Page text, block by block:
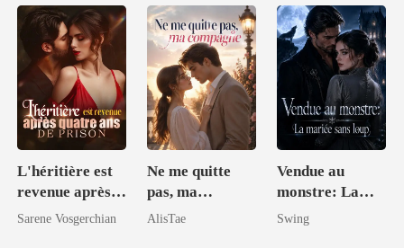
L'héritière est
revenue après
quatre ans de
Sarene Vosgerchian
Ne me quitte
pas, ma
compagne
AlisTae
Vendue au
monstre: La
mariée sans
Swing